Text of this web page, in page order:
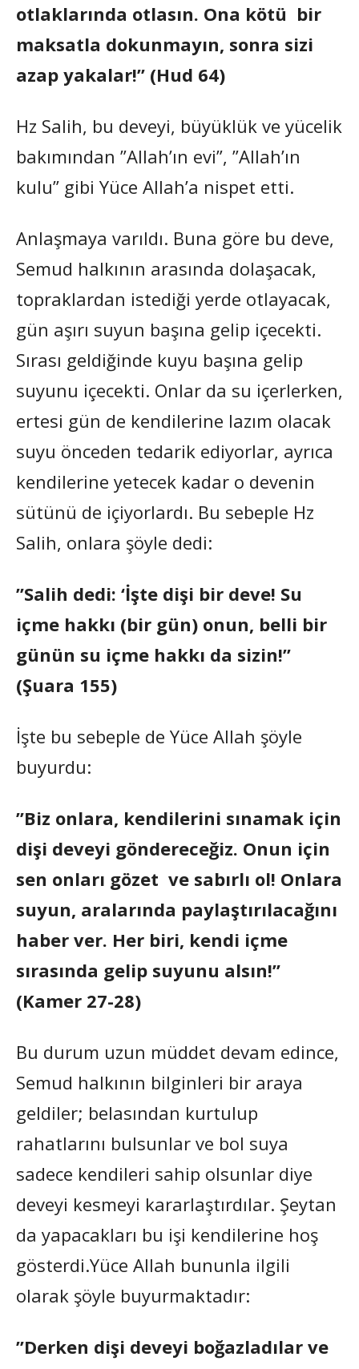
otlaklarında otlasın. Ona kötü bir
maksatla dokunmayın, sonra sizi
azap yakalar!” (Hud 64)
Hz Salih, bu deveyi, büyüklük ve yücelik
bakımından ”Allah’ın evi”, ”Allah’ın
kulu” gibi Yüce Allah’a nispet etti.
Anlaşmaya varıldı. Buna göre bu deve,
Semud halkının arasında dolaşacak,
topraklardan istediği yerde otlayacak,
gün aşırı suyun başına gelip içecekti.
Sırası geldiğinde kuyu başına gelip
suyunu içecekti. Onlar da su içerlerken,
ertesi gün de kendilerine lazım olacak
suyu önceden tedarik ediyorlar, ayrıca
kendilerine yetecek kadar o devenin
sütünü de içiyorlardı. Bu sebeple Hz
Salih, onlara şöyle dedi:
”Salih dedi: ‘İşte dişi bir deve! Su
içme hakkı (bir gün) onun, belli bir
günün su içme hakkı da sizin!”
(Şuara 155)
İşte bu sebeple de Yüce Allah şöyle
buyurdu:
”Biz onlara, kendilerini sınamak için
dişi deveyi göndereceğiz. Onun için
sen onları gözet ve sabırlı ol! Onlara
suyun, aralarında paylaştırılacağını
haber ver. Her biri, kendi içme
sırasında gelip suyunu alsın!”
(Kamer 27-28)
Bu durum uzun müddet devam edince,
Semud halkının bilginleri bir araya
geldiler; belasından kurtulup
rahatlarını bulsunlar ve bol suya
sadece kendileri sahip olsunlar diye
deveyi kesmeyi kararlaştırdılar. Şeytan
da yapacakları bu işi kendilerine hoş
gösterdi.Yüce Allah bununla ilgili
olarak şöyle buyurmaktadır:
”Derken dişi deveyi boğazladılar ve